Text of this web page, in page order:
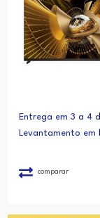
Entrega em 3 a 4
Levantamento em
comparar